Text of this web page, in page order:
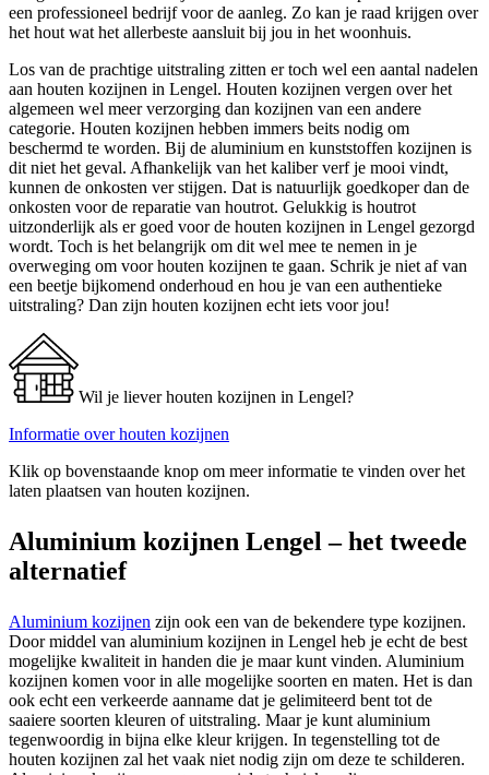
een professioneel bedrijf voor de aanleg. Zo kan je raad krijgen over
het hout wat het allerbeste aansluit bij jou in het woonhuis.
Los van de prachtige uitstraling zitten er toch wel een aantal nadelen
aan houten kozijnen in Lengel. Houten kozijnen vergen over het
algemeen wel meer verzorging dan kozijnen van een andere
categorie. Houten kozijnen hebben immers beits nodig om
beschermd te worden. Bij de aluminium en kunststoffen kozijnen is
dit niet het geval. Afhankelijk van het kaliber verf je mooi vindt,
kunnen de onkosten ver stijgen. Dat is natuurlijk goedkoper dan de
onkosten voor de reparatie van houtrot. Gelukkig is houtrot
uitzonderlijk als er goed voor de houten kozijnen in Lengel gezorgd
wordt. Toch is het belangrijk om dit wel mee te nemen in je
overweging om voor houten kozijnen te gaan. Schrik je niet af van
een beetje bijkomend onderhoud en hou je van een authentieke
uitstraling? Dan zijn houten kozijnen echt iets voor jou!
Wil je liever houten kozijnen in Lengel?
Informatie over houten kozijnen
Klik op bovenstaande knop om meer informatie te vinden over het
laten plaatsen van houten kozijnen.
Aluminium kozijnen Lengel – het tweede
alternatief
Aluminium kozijnen zijn ook een van de bekendere type kozijnen.
Door middel van aluminium kozijnen in Lengel heb je echt de best
mogelijke kwaliteit in handen die je maar kunt vinden. Aluminium
kozijnen komen voor in alle mogelijke soorten en maten. Het is dan
ook echt een verkeerde aanname dat je gelimiteerd bent tot de
saaiere soorten kleuren of uitstraling. Maar je kunt aluminium
tegenwoordig in bijna elke kleur krijgen. In tegenstelling tot de
houten kozijnen zal het vaak niet nodig zijn om deze te schilderen.